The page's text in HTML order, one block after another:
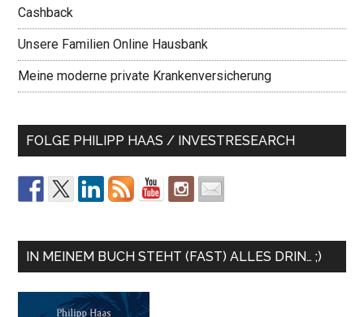
Cashback
Unsere Familien Online Hausbank
Meine moderne private Krankenversicherung
FOLGE PHILIPP HAAS / INVESTRESEARCH
IN MEINEM BUCH STEHT (FAST) ALLES DRIN… ;)